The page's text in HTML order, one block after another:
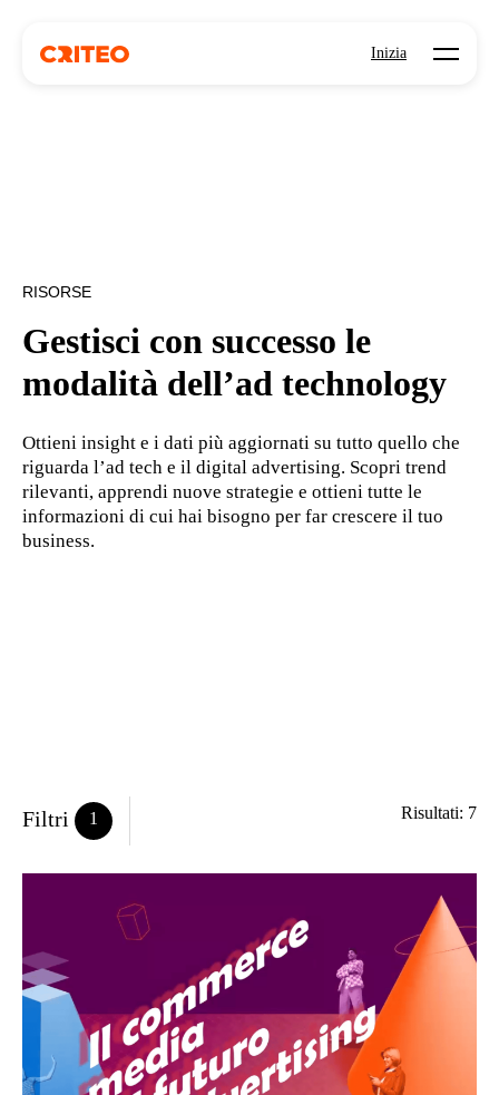
Inizia Open
RISORSE
Gestisci con successo le
modalità dell’ad technology
Ottieni insight e i dati più aggiornati su tutto quello che
riguarda l’ad tech e il digital advertising. Scopri trend
rilevanti, apprendi nuove strategie e ottieni tutte le
informazioni di cui hai bisogno per far crescere il tuo
business.
Filtri 1 Risultati: 7